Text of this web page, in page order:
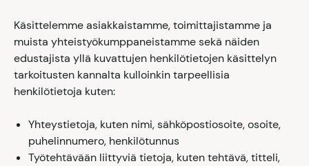
Käsittelemme asiakkaistamme, toimittajistamme ja
muista yhteistyökumppaneistamme sekä näiden
edustajista yllä kuvattujen henkilötietojen käsittelyn
tarkoitusten kannalta kulloinkin tarpeellisia
henkilötietoja kuten:
Yhteystietoja, kuten nimi, sähköpostiosoite, osoite,
puhelinnumero, henkilötunnus
Työtehtävään liittyviä tietoja, kuten tehtävä, titteli,